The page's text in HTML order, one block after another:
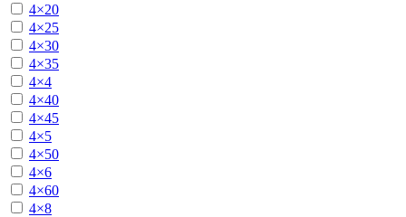
4×20
4×25
4×30
4×35
4×4
4×40
4×45
4×5
4×50
4×6
4×60
4×8